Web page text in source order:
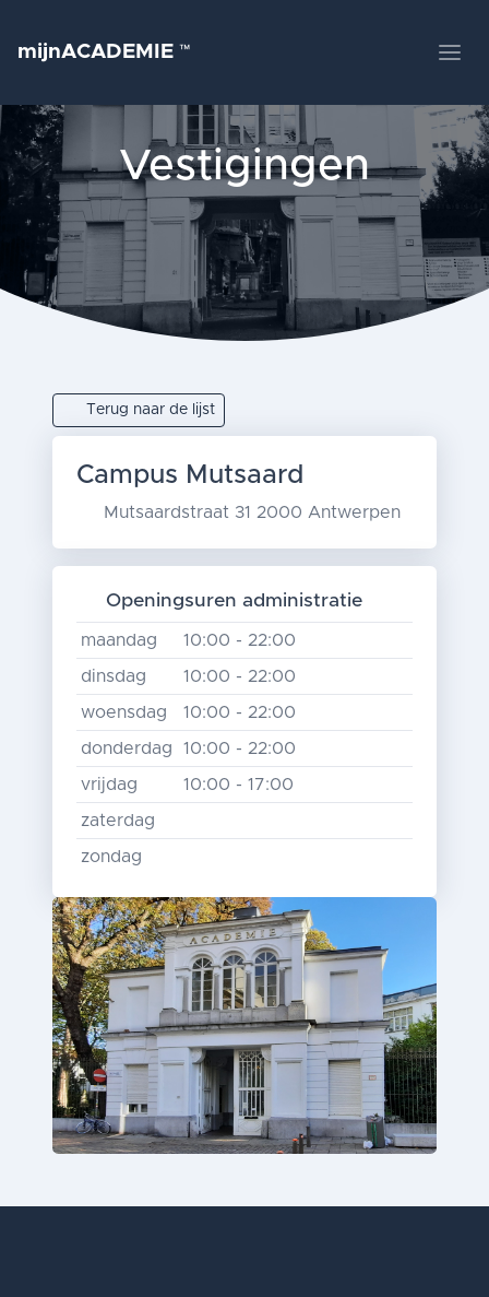
mijnACADEMIE ™
Vestigingen
Terug naar de lijst
Campus Mutsaard
Mutsaardstraat 31 2000 Antwerpen
Openingsuren administratie
maandag 10:00 - 22:00
dinsdag 10:00 - 22:00
woensdag 10:00 - 22:00
donderdag 10:00 - 22:00
vrijdag 10:00 - 17:00
zaterdag
zondag